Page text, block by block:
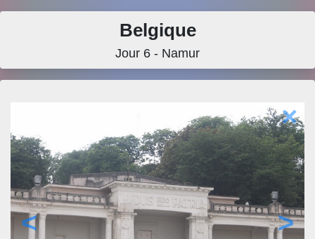
Belgique
Jour 6 - Namur
×
< >